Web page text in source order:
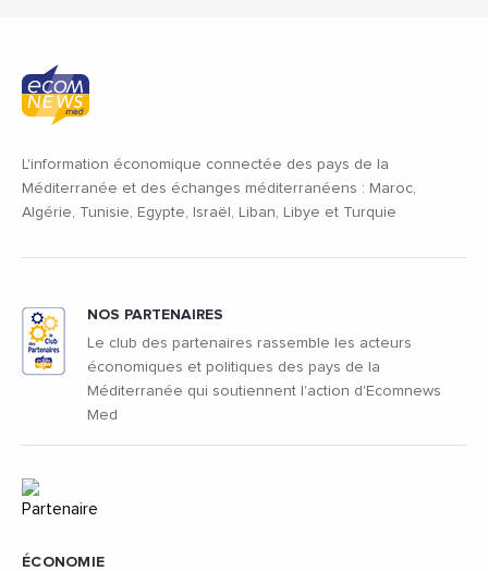
L'information économique connectée des pays de la
Méditerranée et des échanges méditerranéens : Maroc,
Algérie, Tunisie, Egypte, Israël, Liban, Libye et Turquie
ÉCONOMIE
NOS PARTENAIRES
Le club des partenaires rassemble les acteurs
économiques et politiques des pays de la
Méditerranée qui soutiennent l'action d'Ecomnews
Med